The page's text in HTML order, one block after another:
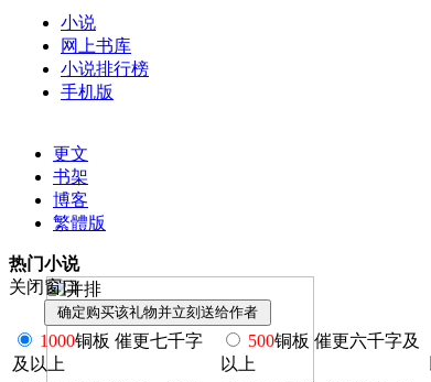
小说
网上书库
小说排行榜
手机版
更文
书架
博客
繁體版
热门小说
关闭窗口
1000铜板 催更七千字
及以上
500铜板 催更六千字及
以上